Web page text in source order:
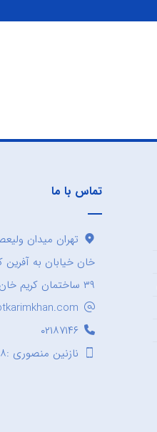
تماس با ما
تهران میدان
خان خیابان به
۳۹ ساختمان کریم خان
۰۲۱۸۷۱۴۶
نازنین منصوری :۰۹۱۲۸۴۷۹۰۰۸